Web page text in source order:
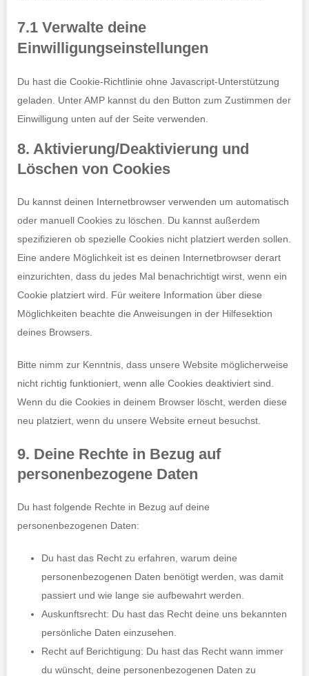
7.1 Verwalte deine
Einwilligungseinstellungen
Du hast die Cookie-Richtlinie ohne Javascript-Unterstützung
geladen. Unter AMP kannst du den Button zum Zustimmen der
Einwilligung unten auf der Seite verwenden.
8. Aktivierung/Deaktivierung und
Löschen von Cookies
Du kannst deinen Internetbrowser verwenden um automatisch
oder manuell Cookies zu löschen. Du kannst außerdem
spezifizieren ob spezielle Cookies nicht platziert werden sollen.
Eine andere Möglichkeit ist es deinen Internetbrowser derart
einzurichten, dass du jedes Mal benachrichtigt wirst, wenn ein
Cookie platziert wird. Für weitere Information über diese
Möglichkeiten beachte die Anweisungen in der Hilfesektion
deines Browsers.
Bitte nimm zur Kenntnis, dass unsere Website möglicherweise
nicht richtig funktioniert, wenn alle Cookies deaktiviert sind.
Wenn du die Cookies in deinem Browser löscht, werden diese
neu platziert, wenn du unsere Website erneut besuchst.
9. Deine Rechte in Bezug auf
personenbezogene Daten
Du hast folgende Rechte in Bezug auf deine
personenbezogenen Daten:
Du hast das Recht zu erfahren, warum deine
personenbezogenen Daten benötigt werden, was damit
passiert und wie lange sie aufbewahrt werden.
Auskunftsrecht: Du hast das Recht deine uns bekannten
persönliche Daten einzusehen.
Recht auf Berichtigung: Du hast das Recht wann immer
du wünscht, deine personenbezogenen Daten zu